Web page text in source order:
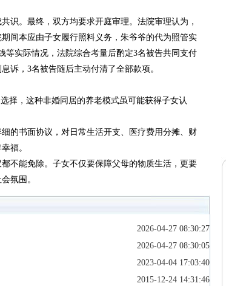
识。最终，双方均要求开庭审理。法院审理认为，
间本应由子女履行照料义务，朱爷爷的代为照管实
等实际情况，法院综合考量后酌定3名被告共同支付
诉，3名被告随后主动付清了全部款项。
择，这种非婚同居的养老模式虽可能获得子女认
的书面协议，对日常生活开支、医疗费用分摊、财
福。
不能免除。子女不仅要保障父母的物质生活，更要
氛围。
2026-04-27 08:30:27
2026-04-27 08:30:05
2023-04-04 17:03:40
2015-12-24 14:31:46